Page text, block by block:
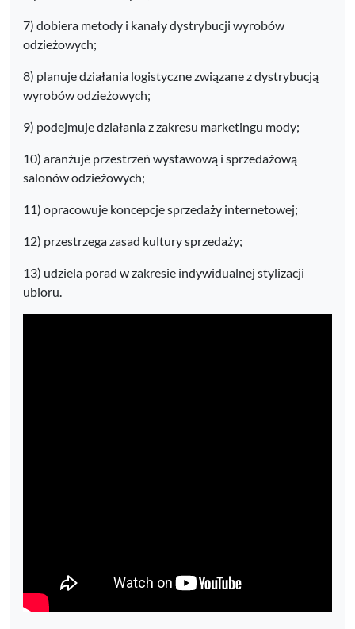
7) dobiera metody i kanały dystrybucji wyrobów
odzieżowych;
8) planuje działania logistyczne związane z dystrybucją
wyrobów odzieżowych;
9) podejmuje działania z zakresu marketingu mody;
10) aranżuje przestrzeń wystawową i sprzedażową
salonów odzieżowych;
11) opracowuje koncepcje sprzedaży internetowej;
12) przestrzega zasad kultury sprzedaży;
13) udziela porad w zakresie indywidualnej stylizacji
ubioru.